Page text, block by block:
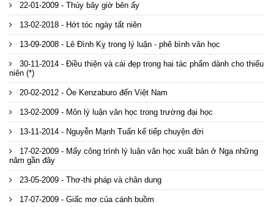
22-01-2009 - Thúy bây giờ bên ấy
13-02-2018 - Hớt tóc ngày tất niên
13-09-2008 - Lê Đình Kỵ trong lý luận - phê bình văn học
30-11-2014 - Điều thiện và cái đẹp trong hai tác phẩm dành cho thiếu
niên (*)
20-02-2012 - Ōe Kenzaburo đến Việt Nam
13-02-2009 - Môn lý luận văn học trong trường đại học
13-11-2014 - Nguyễn Mạnh Tuấn kể tiếp chuyện đời
17-02-2009 - Mấy công trình lý luận văn học xuất bản ở Nga những
năm gần đây
23-05-2009 - Thơ-thi pháp và chân dung
17-07-2009 - Giấc mơ của cánh buồm